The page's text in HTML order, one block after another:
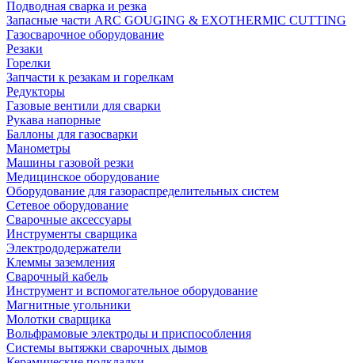
Подводная сварка и резка
Запасные части ARC GOUGING & EXOTHERMIC CUTTING
Газосварочное оборудование
Резаки
Горелки
Запчасти к резакам и горелкам
Редукторы
Газовые вентили для сварки
Рукава напорные
Баллоны для газосварки
Манометры
Машины газовой резки
Медицинское оборудование
Оборудование для газораспределительных систем
Сетевое оборудование
Сварочные аксессуары
Инструменты сварщика
Электрододержатели
Клеммы заземления
Сварочный кабель
Инструмент и вспомогательное оборудование
Магнитные угольники
Молотки сварщика
Вольфрамовые электроды и приспособления
Системы вытяжки сварочных дымов